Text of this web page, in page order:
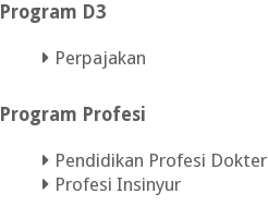
Program D3
Perpajakan
Program Profesi
Pendidikan Profesi Dokter
Profesi Insinyur